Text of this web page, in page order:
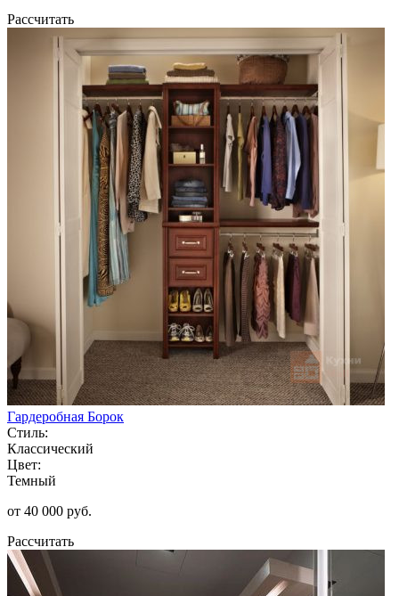
Рассчитать
Гардеробная Борок
Стиль:
Классический
Цвет:
Темный
от 40 000 руб.
Рассчитать